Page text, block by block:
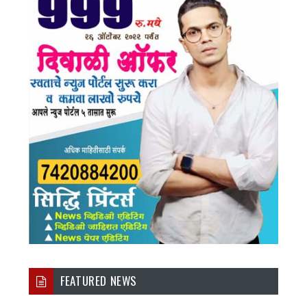
FEATURED NEWS